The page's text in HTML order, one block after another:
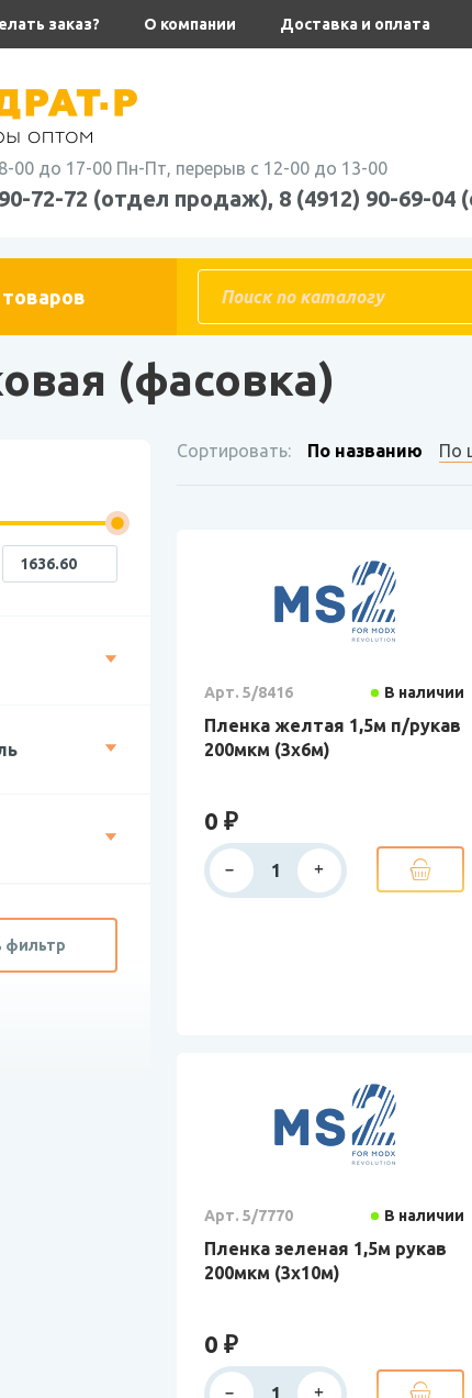
заказ? О компании Доставка и оплата
00 до 17-00 Пн-Пт, перерыв с 12-00 до 13-00
72-72 (отдел продаж), 8 (4912) 90-69-
Полиэтиленовая пленка Парниковая
(фасовка)
фильтр
Сортировать: По названию По
Арт. 5/8416 В наличии
Пленка желтая 1,5м п/рукав
200мкм (3х6м)
0 ₽
Арт. 5/7770 В наличии
Пленка зеленая 1,5м рукав
200мкм (3х10м)
0 ₽